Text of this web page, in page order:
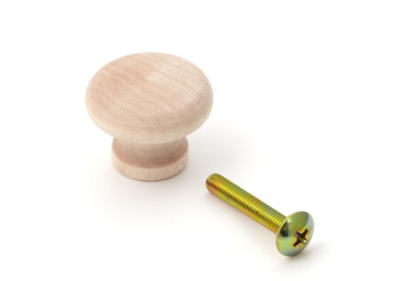
Laivaliikenne